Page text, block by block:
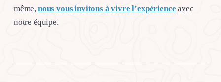
même, nous vous invitons à vivre l’expérience avec
notre équipe.